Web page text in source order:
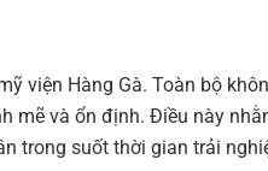
viện Hàng Gà. Toàn bộ
mẽ và ổn định. Điều này
trong suốt thời gian trải